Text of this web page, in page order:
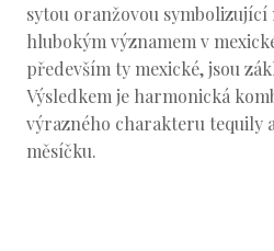
sytou oranžovou symbolizující
hlubokým významem v
především ty mexické, jsou
Výsledkem je harmonická
výrazného charakteru tequily
měsíčku.